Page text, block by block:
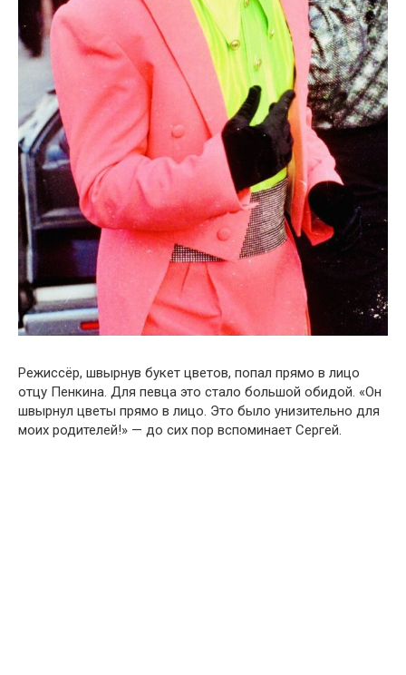
Режиссёр, швырнув букет цветов, попал прямо в лицо
отцу Пенкина. Для певца это стало большой обидой. «Он
швырнул цветы прямо в лицо. Это было унизительно для
моих родителей!» — до сих пор вспоминает Сергей.